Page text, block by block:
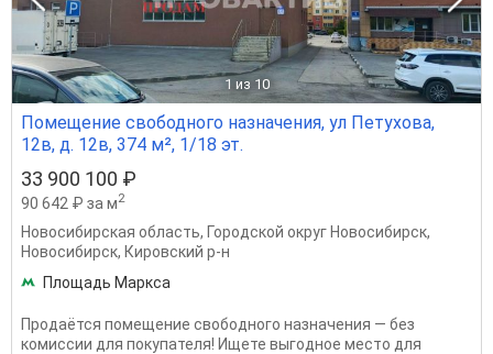
1 из 10
Помещение свободного назначения, ул Петухова,
12в, д. 12в, 374 м², 1/18 эт.
33 900 100 ₽
90 642 ₽ за м2
Новосибирская область, Городской округ Новосибирск,
Новосибирск, Кировский р-н
Площадь Маркса
Продаётся помещение свободного назначения — без
комиссии для покупателя! Ищете выгодное место для